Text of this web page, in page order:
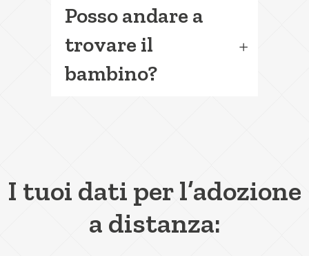
Posso andare a
trovare il
bambino?
I tuoi dati per l’adozione
a distanza: